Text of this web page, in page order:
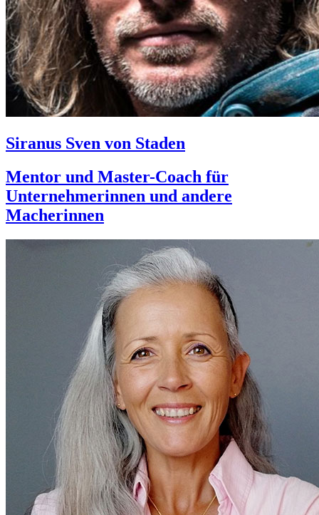
Siranus Sven von Staden
Mentor und Master-Coach für
Unternehmerinnen und andere
Macherinnen